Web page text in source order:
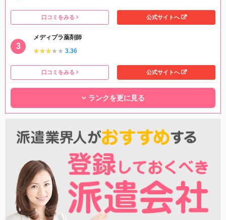
口コミをみる 公式サイトへ
メディプラ薬剤師
★★★★★
★★★★★ 3.36
口コミをみる 公式サイトへ
ランクを更に見る